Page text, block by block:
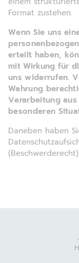
Format zustehen.
Wenn Sie uns
erteilt haben,
mit Wirkung für
uns widerrufen.
Wahrung
Verarbeitung
besonderen
Daneben haben
(Beschwerderecht).